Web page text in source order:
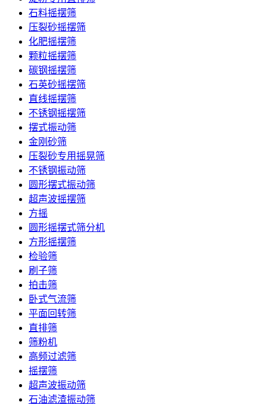
石料摇摆筛
压裂砂摇摆筛
化肥摇摆筛
颗粒摇摆筛
碳钢摇摆筛
石英砂摇摆筛
直线摇摆筛
不锈钢摇摆筛
摆式振动筛
金刚砂筛
压裂砂专用摇晃筛
不锈钢振动筛
圆形摆式振动筛
超声波摇摆筛
方摇
圆形摇摆式筛分机
方形摇摆筛
检验筛
刷子筛
拍击筛
卧式气流筛
平面回转筛
直排筛
筛粉机
高频过滤筛
摇摆筛
超声波振动筛
石油滤渣振动筛